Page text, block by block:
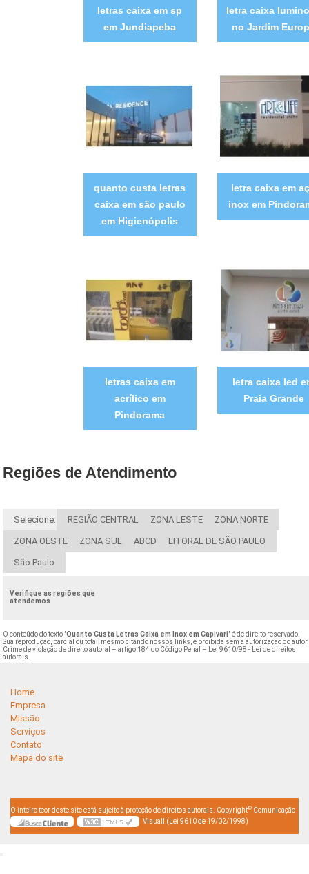
letras caixa em sp
em Jundiapeba
letra caixa
no Jardim
quanto custa letras
caixa em são paulo
em Higienópolis
letra caixa em
inox em
letras caixa em
acrílico em
Pindorama
letra caixa led
Praia Grande
Regiões de Atendimento
Selecione: REGIÃO CENTRAL ZONA LESTE ZONA NORTE
ZONA OESTE ZONA SUL ABCD LITORAL DE SÃO PAULO
São Paulo
Verifique as regiões que
atendemos
O conteúdo do texto "Quanto Custa Letras Caixa em Inox em Capivari" é de direito reservado.
Sua reprodução, parcial ou total, mesmo citando nossos links, é proibida sem a autorização do autor.
Crime de violação de direito autoral – artigo 184 do Código Penal –
Lei 9610/98 - Lei de direitos
autorais
Home
Empresa
Missão
Serviços
Contato
Mapa do site
O inteiro teor deste site está sujeito à proteção de direitos autorais. Copyright© Comunicação
Visuall (Lei 9610 de 19/02/1998)